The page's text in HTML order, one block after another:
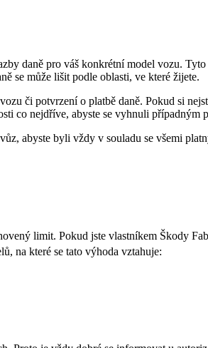
daně pro váš konkrétní model vozu.
se může lišit podle oblasti, ve které žijete.
či potvrzení o platbě daně. Pokud si
co nejdříve, abyste se vyhnuli případným
abyste byli vždy v souladu se všemi
limit. Pokud jste vlastníkem Škody
na které se tato výhoda vztahuje: